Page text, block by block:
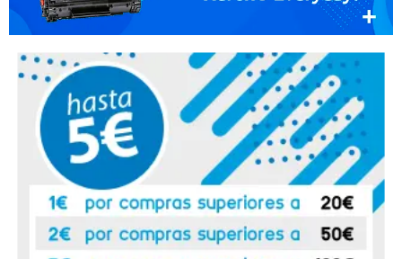
HP LaserJet Professional P 1107
HP LaserJet Professional P 1107 w
HP LaserJet Professional P 1108
HP LaserJet Professional P 1108 w
HP LaserJet Professional P 1109
HP LaserJet Professional P 1109 w